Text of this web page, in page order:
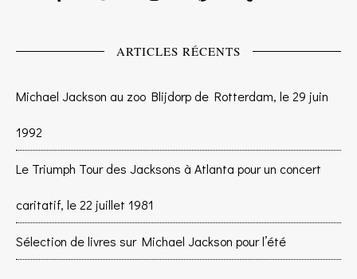
ARTICLES RÉCENTS
Michael Jackson au zoo Blijdorp de Rotterdam, le 29 juin
1992
Le Triumph Tour des Jacksons à Atlanta pour un concert
caritatif, le 22 juillet 1981
Sélection de livres sur Michael Jackson pour l’été